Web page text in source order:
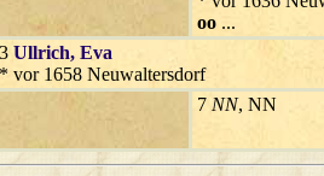
oo ...
3 Ullrich, Eva
* vor 1658 Neuwaltersdorf
7 NN, NN